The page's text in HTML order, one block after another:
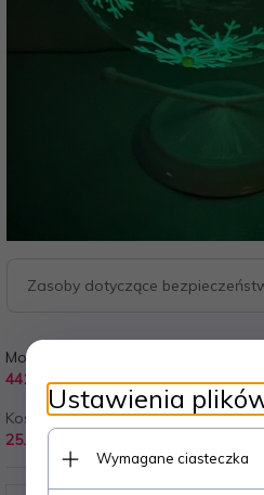
Zasoby dotyczące
Model:
441
Koszt wysyłki od:
25.00 PLN
Ustawienia
Wymagane ciasteczka